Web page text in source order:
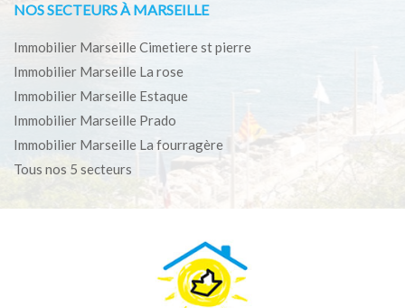
NOS SECTEURS À MARSEILLE
Immobilier Marseille Cimetiere st pierre
Immobilier Marseille La rose
Immobilier Marseille Estaque
Immobilier Marseille Prado
Immobilier Marseille La fourragère
Tous nos 5 secteurs